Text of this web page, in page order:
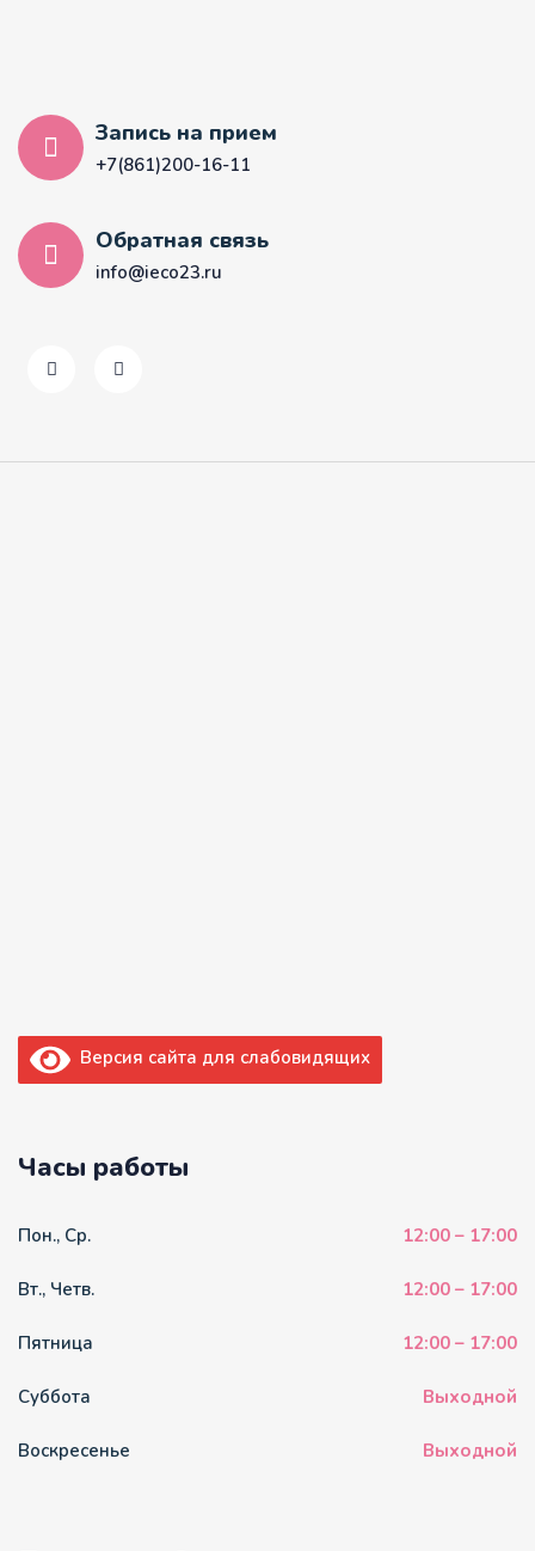
Запись на прием
+7(861)200-16-11
Обратная связь
info@ieco23.ru
Версия сайта для слабовидящих
Часы работы
Пон., Ср. 12:00 – 17:00
Вт., Четв. 12:00 – 17:00
Пятница 12:00 – 17:00
Суббота Выходной
Воскресенье Выходной